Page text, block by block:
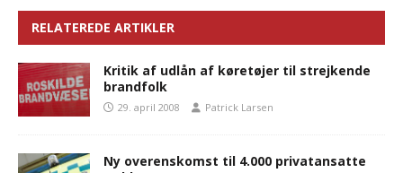
RELATEREDE ARTIKLER
Kritik af udlån af køretøjer til strejkende
brandfolk
29. april 2008 Patrick Larsen
Ny overenskomst til 4.000 privatansatte